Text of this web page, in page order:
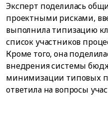
Эксперт поделилась
проектными рисками,
выполнила типизацию
список участников
Кроме того, она
внедрения системы
минимизации типовых
ответила на вопросы